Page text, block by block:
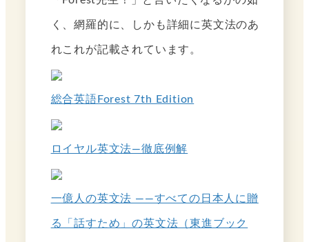
く、網羅的に、しかも詳細に英文法のあ
れこれが記載されています。
総合英語Forest 7th Edition
ロイヤル英文法―徹底例解
一億人の英文法 ――すべての日本人に贈
る「話すため」の英文法（東進ブック